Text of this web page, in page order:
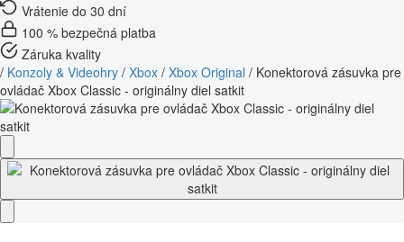
Vrátenie do 30 dní
100 % bezpečná platba
Záruka kvality
/ Konzoly & Videohry / Xbox / Xbox Original / Konektorová zásuvka pre
ovládač Xbox Classic - originálny diel satkit